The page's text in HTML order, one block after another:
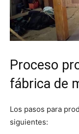
Proceso
fábrica de
Los pasos para
siguientes: